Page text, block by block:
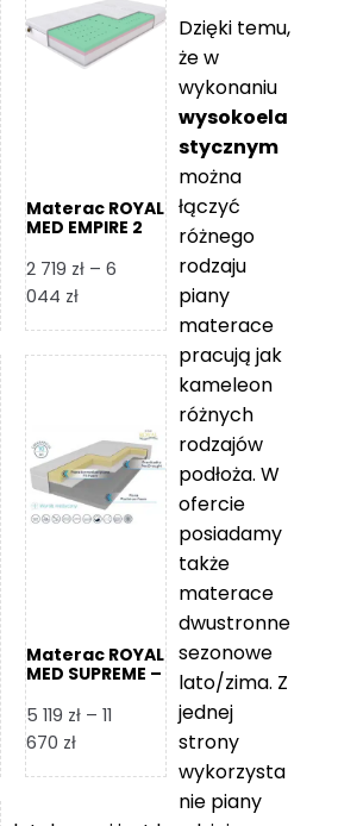
8
865 zł
Materac ROYAL
MED EMPIRE 2
2 719 zł – 6
044 złZakres
od
6
044 zł
Materac ROYAL
MED SUPREME –
5 119 zł – 11
670 złZakres
Dzięki temu,
że w
wykonaniu
wysokoela
stycznym
można
łączyć
różnego
rodzaju
piany
materace
pracują jak
kameleon
różnych
rodzajów
podłoża. W
ofercie
posiadamy
także
materace
dwustronne
sezonowe
lato/zima. Z
jednej
strony
wykorzysta
nie piany